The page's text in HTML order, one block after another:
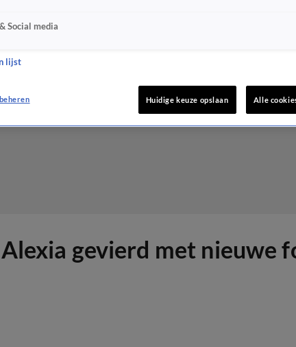
gevierd met nieuwe
Social media
lijst
Huidige keuze opslaan Alle